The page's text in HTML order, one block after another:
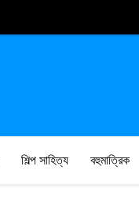
শিল্প সাহিত্য বহুমাত্রিক